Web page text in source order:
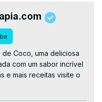
Coco, uma deliciosa
com um sabor incrível
e mais receitas visite o